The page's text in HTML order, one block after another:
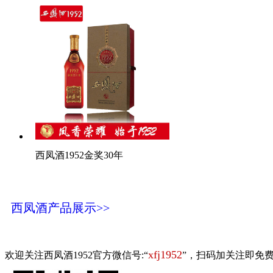
西凤酒1952金奖30年
西凤酒产品展示>>
欢迎关注西凤酒1952官方微信号:“xfj1952”，扫码加关注即免